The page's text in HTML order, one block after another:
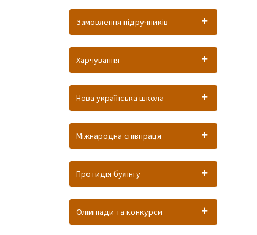
Замовлення підручників
Харчування
Нова українська школа
Міжнародна співпраця
Протидія булінгу
Олімпіади та конкурси